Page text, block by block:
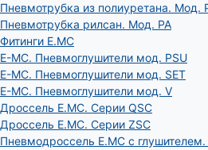
Пневмотрубка из полиуретана. Мод.
Пневмотрубка рилсан. Мод. PA
Фитинги E.MC
E-MC. Пневмоглушители мод. PSU
E-MC. Пневмоглушители мод. SET
E-MC. Пневмоглушители мод. V
Дроссель E.MC. Серии QSC
Дроссель E.MC. Серии ZSC
Пневмодроссель E.MC с